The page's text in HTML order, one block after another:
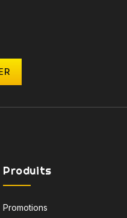
Produits
Promotions